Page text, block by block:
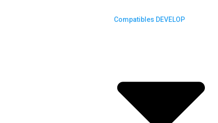
Compatibles DEVELOP